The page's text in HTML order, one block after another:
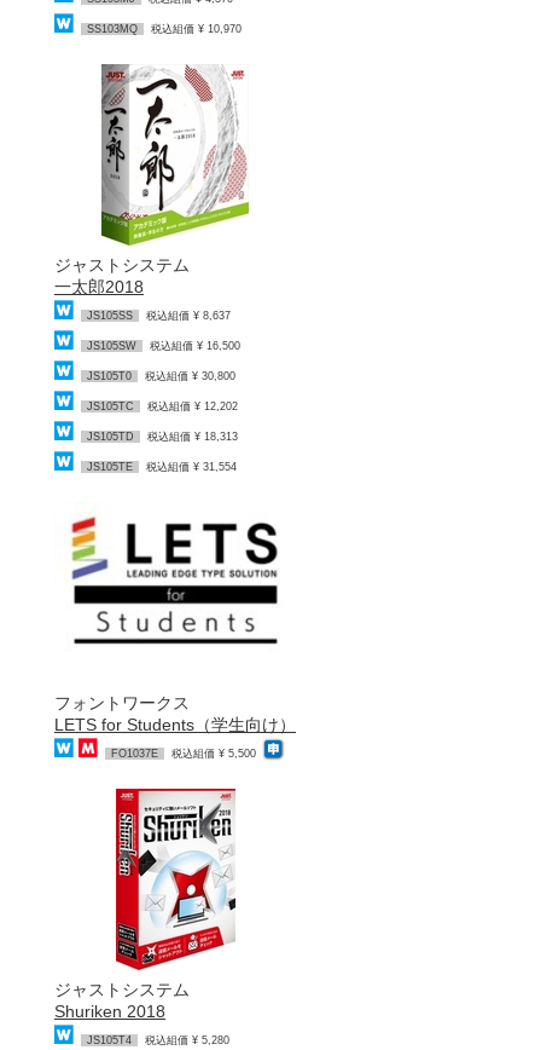
SS103MQ 税込組価 ¥ 10,970
ジャストシステム
一太郎2018
JS105SS 税込組価 ¥ 8,637
JS105SW 税込組価 ¥ 16,500
JS105T0 税込組価 ¥ 30,800
JS105TC 税込組価 ¥ 12,202
JS105TD 税込組価 ¥ 18,313
JS105TE 税込組価 ¥ 31,554
フォントワークス
LETS for Students（学生向け）
FO1037E 税込組価 ¥ 5,500
ジャストシステム
Shuriken 2018
JS105T4 税込組価 ¥ 5,280